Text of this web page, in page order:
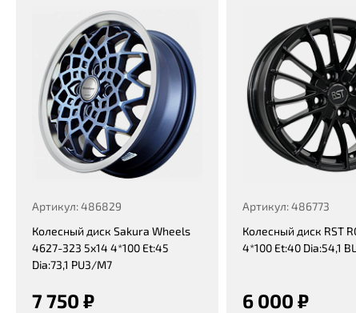
Артикул: 486829
Колесный диск Sakura Wheels
4627-323 5x14 4*100 Et:45
Dia:73,1 PU3/M7
7 750 ₽
Артикул: 486773
Колесный диск RST
4*100 Et:40 Dia:54,1 BL
6 000 ₽